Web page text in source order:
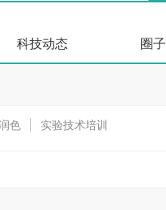
科技动态 圈子
色 实验技术培训